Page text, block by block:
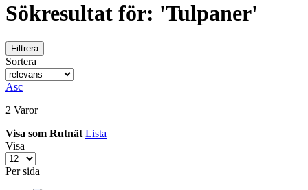
Sökresultat för: 'Tulpaner'
Filtrera
Sortera
Asc
2 Varor
Visa som Rutnät Lista
Visa
Per sida